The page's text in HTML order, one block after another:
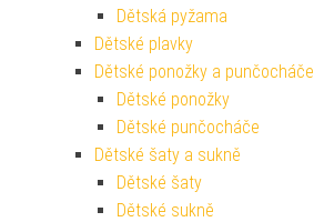
Dětská pyžama
Dětské plavky
Dětské ponožky a punčocháče
Dětské ponožky
Dětské punčocháče
Dětské šaty a sukně
Dětské šaty
Dětské sukně